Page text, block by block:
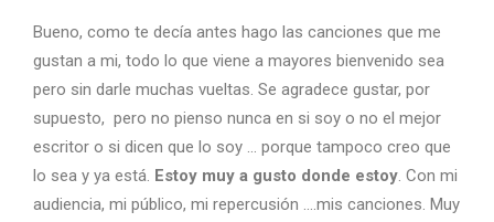
Bueno, como te decía antes hago las canciones que me
gustan a mi, todo lo que viene a mayores bienvenido sea
pero sin darle muchas vueltas. Se agradece gustar, por
supuesto, pero no pienso nunca en si soy o no el mejor
escritor o si dicen que lo soy … porque tampoco creo que
lo sea y ya está. Estoy muy a gusto donde estoy. Con mi
audiencia, mi público, mi repercusión ….mis canciones. Muy